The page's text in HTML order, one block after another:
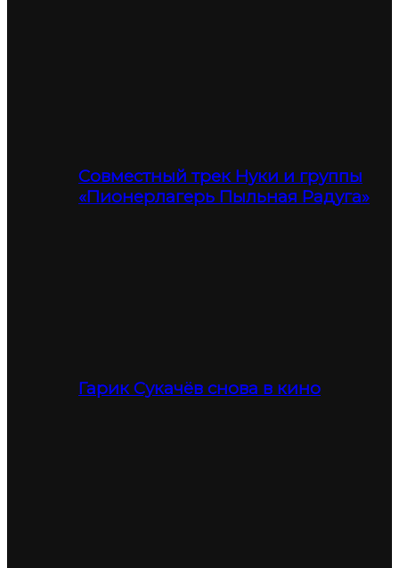
Совместный трек Нуки и группы
«Пионерлагерь Пыльная Радуга»
Гарик Сукачёв снова в кино